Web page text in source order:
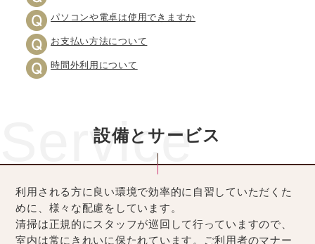
パソコンや電卓は使用できますか
お支払い方法について
時間外利用について